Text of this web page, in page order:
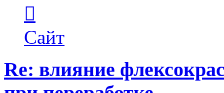
пользователя
Lawego
Сайт
Re: влияние